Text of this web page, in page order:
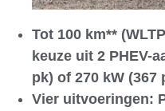
Tot 100 km**
keuze uit 2 PHEV-
pk) of 270 kW (367
Vier uitvoeringen: